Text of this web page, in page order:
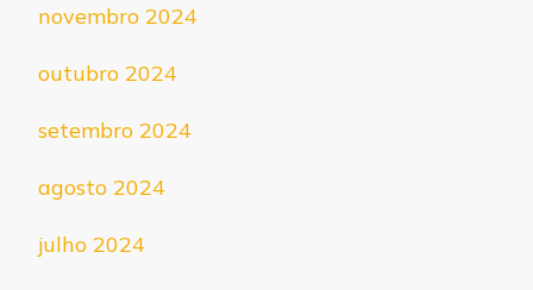
novembro 2024
outubro 2024
setembro 2024
agosto 2024
julho 2024